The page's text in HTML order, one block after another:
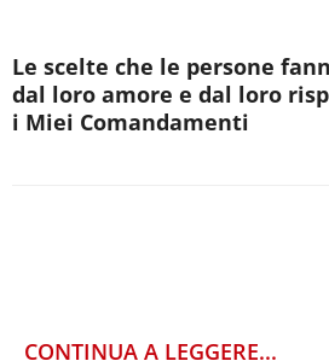
Le scelte che le persone
dal loro amore e dal loro
i Miei Comandamenti
CONTINUA A LEGGERE...